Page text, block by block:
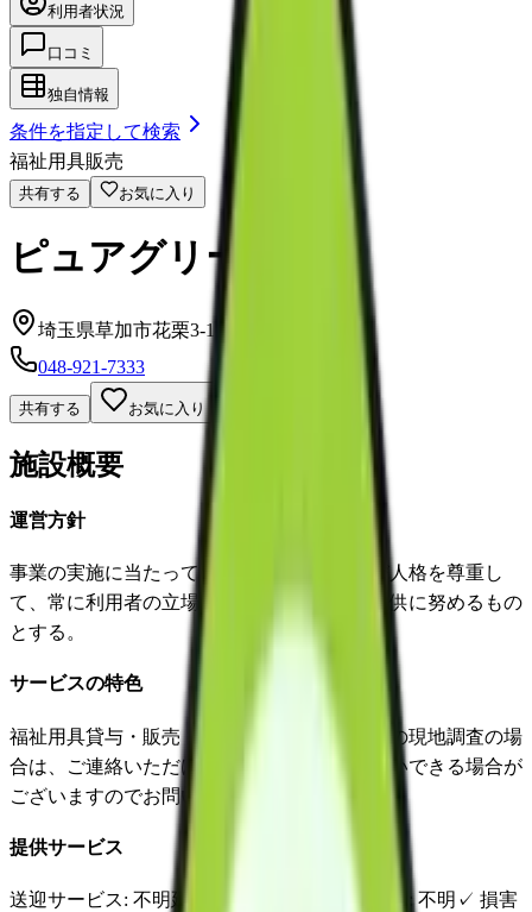
利用者状況
口コミ
独自情報
条件を指定して検索
福祉用具販売
共有する お気に入り
ピュアグリーン
埼玉県草加市花栗3-11-24
048-921-7333
共有する お気に入り
施設概要
運営方針
事業の実施に当たっては、利用者の意思及び人格を尊重し
て、常に利用者の立場に立ったサービスの提供に努めるもの
とする。
サービスの特色
福祉用具貸与・販売 介護リフォームの緊急の現地調査の場
合は、ご連絡いただけば土・日・祝でもお伺いできる場合が
ございますのでお問い合わせください。
提供サービス
送迎サービス: 不明延長サービス 自宅援助 : 不明 ✓ 損害